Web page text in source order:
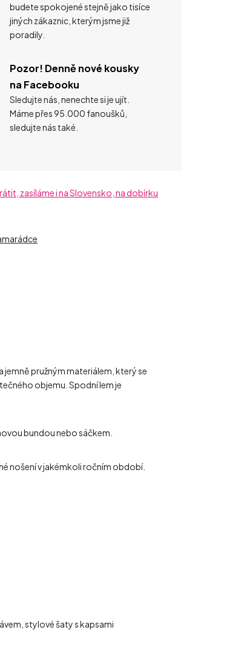
budete spokojené stejně jako tisíce
jiných zákaznic, kterým jsme již
poradily.
Pozor! Denně nové kousky
na Facebooku
Sledujte nás, nenechte si je ujít.
Máme přes 95.000 fanoušků,
sledujte nás také.
zasíláme i na Slovensko, na dobírku
pružným materiálem, který se
objemu. Spodní lem je
bundou nebo sáčkem.
nošení v jakémkoli ročním období.
stylové šaty s kapsami